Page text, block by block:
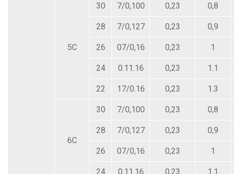
5C
30 7/0,100 0,23 0,8
28 7/0,127 0,23 0,9
26 07/0,16 0,23 1
24 0.11.16 0,23 1.1
22 17/0.16 0,23 1.3
6C
30 7/0,100 0,23 0,8
28 7/0,127 0,23 0,9
26 07/0,16 0,23 1
24 0.11.16 0,23 1.1